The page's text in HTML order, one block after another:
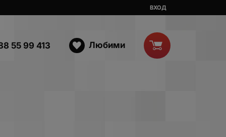
ВХОД
55 99 413 Любими